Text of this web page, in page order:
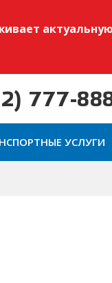
777-
УСЛУГИ